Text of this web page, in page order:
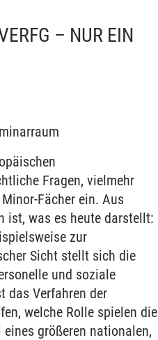
– NUR EIN
Fragen, vielmehr
Fächer ein. Aus
ist, was es heute darstellt:
zur
Sicht stellt sich die
und soziale
das Verfahren der
welche Rolle spielen die
größeren nationalen,